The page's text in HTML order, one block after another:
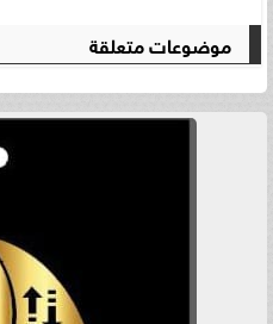
موضوعات متعلقة